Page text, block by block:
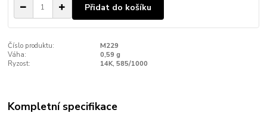
Přidat do košíku
Číslo produktu:
M229
Váha:
0,59 g
Ryzost:
14K, 585/1000
Kompletní specifikace